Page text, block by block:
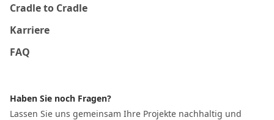
Cradle to Cradle
Karriere
FAQ
Haben Sie noch Fragen?
Lassen Sie uns gemeinsam Ihre Projekte nachhaltig und